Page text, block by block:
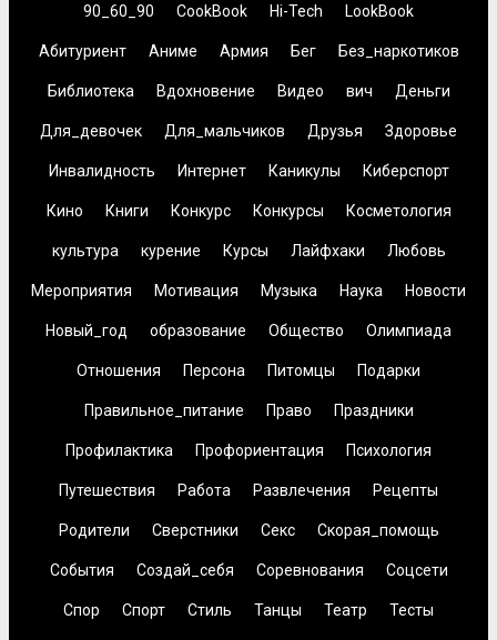
90_60_90 CookBook Hi-Tech LookBook
Абитуриент Аниме Армия Бег Без_наркотиков
Библиотека Вдохновение Видео вич Деньги
Для_девочек Для_мальчиков Друзья Здоровье
Инвалидность Интернет Каникулы Киберспорт
Кино Книги Конкурс Конкурсы Косметология
культура курение Курсы Лайфхаки Любовь
Мероприятия Мотивация Музыка Наука Новости
Новый_год образование Общество Олимпиада
Отношения Персона Питомцы Подарки
Правильное_питание Право Праздники
Профилактика Профориентация Психология
Путешествия Работа Развлечения Рецепты
Родители Сверстники Секс Скорая_помощь
События Создай_себя Соревнования Соцсети
Спор Спорт Стиль Танцы Театр Тесты